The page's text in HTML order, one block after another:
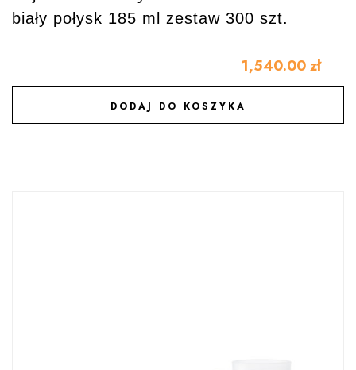
biały połysk 185 ml zestaw 300 szt.
1,540.00 zł
DODAJ DO KOSZYKA
DODAJ DO ULUBIONYCH